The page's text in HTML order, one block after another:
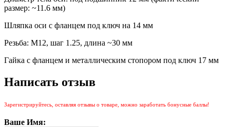
размер: ~11.6 мм)
Шляпка оси с фланцем под ключ на 14 мм
Резьба: М12, шаг 1.25, длина ~30 мм
Гайка с фланцем и металлическим стопором под ключ 17 мм
Написать отзыв
Зарегистрируйтесь, оставляя отзывы о товаре, можно заработать бонусные баллы!
Ваше Имя: